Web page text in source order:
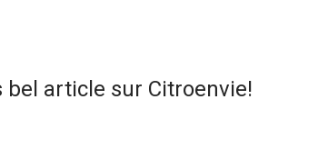
article sur Citroenvie!